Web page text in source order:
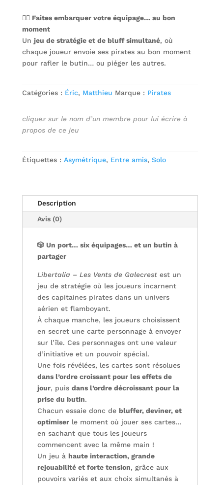
🏴‍☠️ Faites embarquer votre équipage… au bon
moment
Un jeu de stratégie et de bluff simultané, où
chaque joueur envoie ses pirates au bon moment
pour rafler le butin… ou piéger les autres.
Catégories : Éric, Matthieu Marque : Pirates
cliquez sur le nom d’un membre pour lui écrire à
propos de ce jeu
Étiquettes : Asymétrique, Entre amis, Solo
Description
Avis (0)
🎲 Un port… six équipages… et un butin à
partager
Libertalia – Les Vents de Galecrestest un
jeu de stratégie où les joueurs incarnent
des capitaines pirates dans un univers
aérien et flamboyant.
À chaque manche, les joueurs choisissent
en secret une carte personnage à envoyer
sur l’île. Ces personnages ont une valeur
d’initiative et un pouvoir spécial.
Une fois révélées, les cartes sont résolues
dans l’ordre croissant pour les effets de
jour, puis dans l’ordre décroissant pour la
prise du butin.
Chacun essaie donc de bluffer, deviner, et
optimiserle moment où jouer ses cartes…
en sachant que tous les joueurs
commencent avec la même main !
Un jeu à haute interaction, grande
rejouabilité et forte tension, grâce aux
pouvoirs variés et aux choix simultanés à